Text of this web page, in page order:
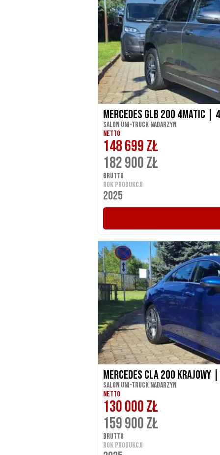
Mercedes GLB 200 4Matic
Salon UNI-TRUCK Nadarzyn
NETTO
148 699 ZŁ
182 900 ZŁ
BRUTTO
ROK PRODUKCJI
2025
Mercedes CLA 200
Salon UNI-TRUCK Nadarzyn
NETTO
130 000 ZŁ
159 900 ZŁ
BRUTTO
ROK PRODUKCJI